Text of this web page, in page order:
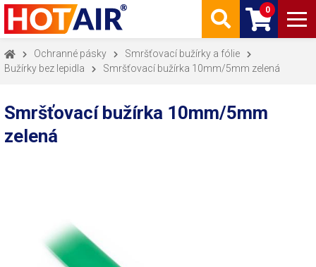
0
Ochranné pásky
Smršťovací bužírky a fólie
Bužírky bez lepidla
Smršťovací bužírka 10mm/5mm zelená
Smršťovací bužírka 10mm/5mm
zelená